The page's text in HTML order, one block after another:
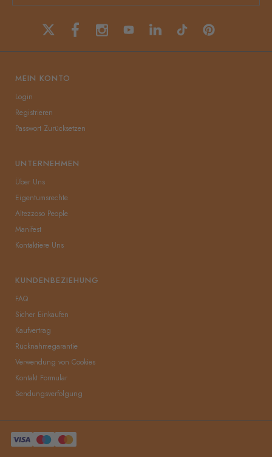
MEIN KONTO
Login
Registrieren
Passwort Zurücksetzen
UNTERNEHMEN
Über Uns
Eigentumsrechte
Altezzoso People
Manifest
Kontaktiere Uns
KUNDENBEZIEHUNG
FAQ
Sicher Einkaufen
Kaufvertrag
Rücknahmegarantie
Verwendung von Cookies
Kontakt Formular
Sendungsverfolgung